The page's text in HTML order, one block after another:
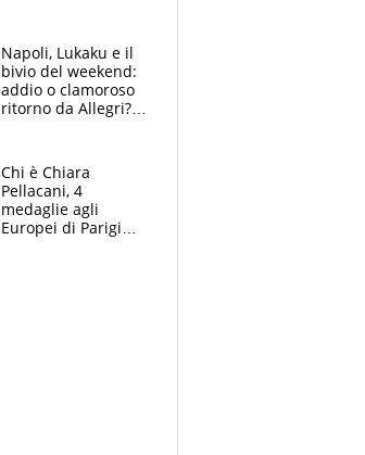
Napoli, Lukaku e il
bivio del weekend:
addio o clamoroso
ritorno da Allegri?
Chi è Chiara
Pellacani, 4
medaglie agli
Europei di Parigi